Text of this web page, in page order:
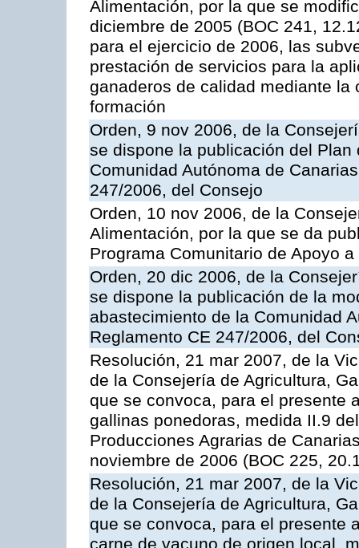
Alimentación, por la que se
diciembre de 2005 (BOC 241,
para el ejercicio de 2006, las
prestación de servicios para la
ganaderos de calidad mediante
formación
Orden, 9 nov 2006, de la
se dispone la publicación del
Comunidad Autónoma de
247/2006, del Consejo
Orden, 10 nov 2006, de la
Alimentación, por la que se da
Programa Comunitario de Apoyo
Orden, 20 dic 2006, de la
se dispone la publicación de la
abastecimiento de la Comunidad
Reglamento CE 247/2006, del
Resolución, 21 mar 2007, de la
de la Consejería de Agricultura,
que se convoca, para el presente
gallinas ponedoras, medida II.9
Producciones Agrarias de
noviembre de 2006 (BOC 225,
Resolución, 21 mar 2007, de la
de la Consejería de Agricultura,
que se convoca, para el presente